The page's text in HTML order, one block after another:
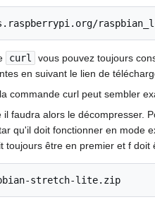
curl
vous pouvez toujours
en suivant le lien de
commande curl peut sembler
faudra alors le décompresser.
qu'il doit fonctionner en mode
toujours être en premier et f doit